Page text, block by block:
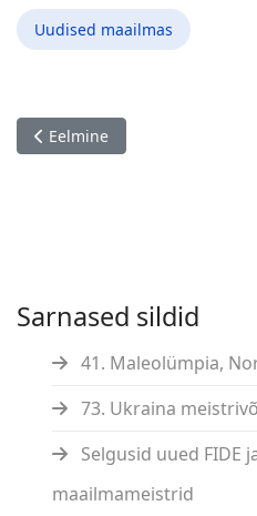
Uudised maailmas
Eelmine artikkel: European
Eelmine
Sarnased sildid
41. Maleolümpia,
73. Ukraina
Selgusid uued FIDE
maailmameistrid